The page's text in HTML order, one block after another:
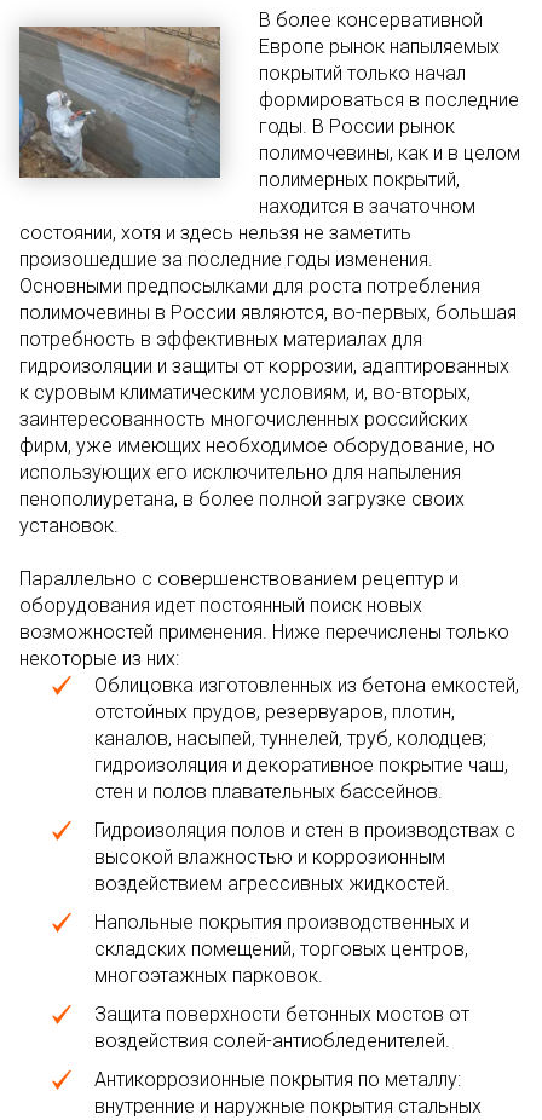
В более консервативной
Европе рынок напыляемых
покрытий только начал
формироваться в последние
годы. В России рынок
полимочевины, как и в целом
полимерных покрытий,
находится в зачаточном
состоянии, хотя и здесь нельзя не заметить
произошедшие за последние годы изменения.
Основными предпосылками для роста потребления
полимочевины в России являются, во-первых, большая
потребность в эффективных материалах для
гидроизоляции и защиты от коррозии, адаптированных
к суровым климатическим условиям, и, во-вторых,
заинтересованность многочисленных российских
фирм, уже имеющих необходимое оборудование, но
использующих его исключительно для напыления
пенополиуретана, в более полной загрузке своих
установок.
Параллельно с совершенствованием рецептур и
оборудования идет постоянный поиск новых
возможностей применения. Ниже перечислены только
некоторые из них:
Облицовка изготовленных из бетона емкостей,
отстойных прудов, резервуаров, плотин,
каналов, насыпей, туннелей, труб, колодцев;
гидроизоляция и декоративное покрытие чаш,
стен и полов плавательных бассейнов.
Гидроизоляция полов и стен в производствах с
высокой влажностью и коррозионным
воздействием агрессивных жидкостей.
Напольные покрытия производственных и
складских помещений, торговых центров,
многоэтажных парковок.
Защита поверхности бетонных мостов от
воздействия солей-антиобледенителей.
Антикоррозионные покрытия по металлу:
внутренние и наружные покрытия стальных